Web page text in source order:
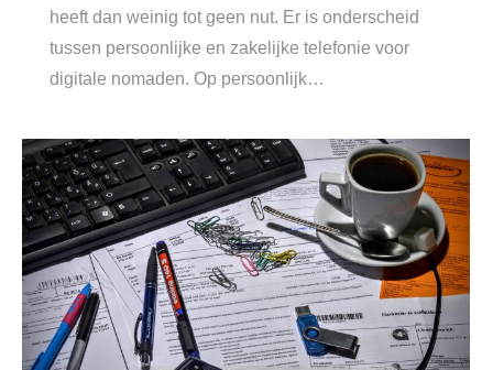
heeft dan weinig tot geen nut. Er is onderscheid
tussen persoonlijke en zakelijke telefonie voor
digitale nomaden. Op persoonlijk…